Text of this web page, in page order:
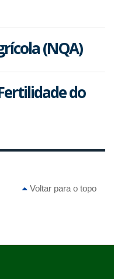
(NQA)
do
Voltar para o topo